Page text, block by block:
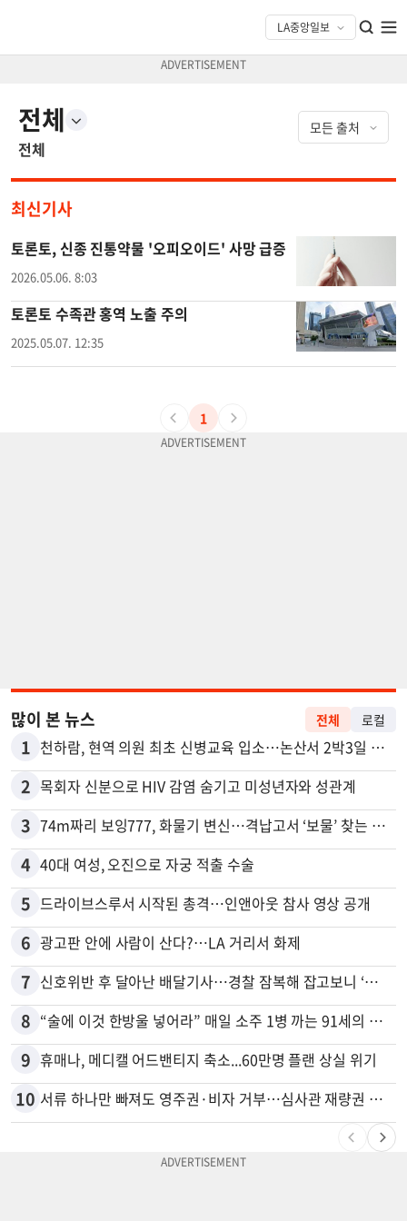
전체
전체
최신기사
토론토, 신종 진통약물 '오피오이드' 사망 급증
2026.05.06. 8:03
토론토 수족관 홍역 노출 주의
2025.05.07. 12:35
1
많이 본 뉴스 전체 로컬
1 천하람, 현역 의원 최초 신병교육 입소…논산서 2박3일 생활
2 목회자 신분으로 HIV 감염 숨기고 미성년자와 성관계
3 74m짜리 보잉777, 화물기 변신…격납고서 ‘보물’ 찾는 인천공항
4 40대 여성, 오진으로 자궁 적출 수술
5 드라이브스루서 시작된 총격…인앤아웃 참사 영상 공개
6 광고판 안에 사람이 산다?…LA 거리서 화제
7 신호위반 후 달아난 배달기사…경찰 잠복해 잡고보니 ‘반전’
8 “술에 이것 한방울 넣어라” 매일 소주 1병 까는 91세의 철칙
9 휴매나, 메디캘 어드밴티지 축소...60만명 플랜 상실 위기
10 서류 하나만 빠져도 영주권·비자 거부…심사관 재량권 대폭 확대